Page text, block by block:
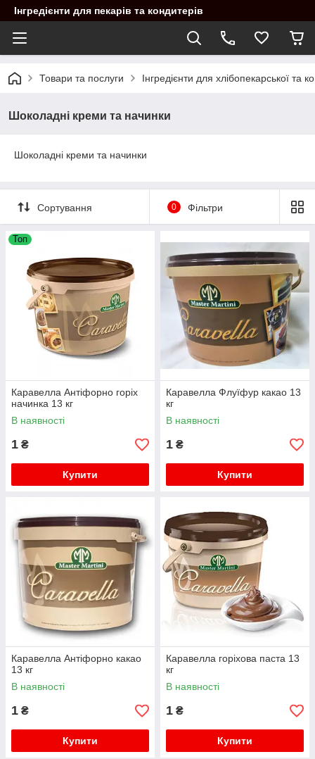
Інгредієнти для пекарів та кондитерів
Товари та послуги Інгредієнти для хлібопекарської та
Шоколадні креми та начинки
Шоколадні креми та начинки
Сортування 0 Фільтри
Топ
Каравелла Антiфорно горіх
начинка 13 кг
В наявності
1 ₴
Купити
Каравелла Флуїфур какао 13
кг
В наявності
1 ₴
Купити
Каравелла Антіфорно какао
13 кг
В наявності
1 ₴
Купити
Каравелла горіхова паста 13
кг
В наявності
1 ₴
Купити